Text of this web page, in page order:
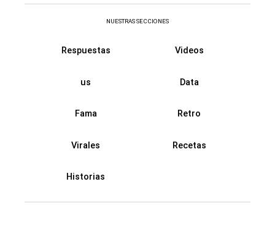
NUESTRAS SECCIONES
Respuestas Videos
us Data
Fama Retro
Virales Recetas
Historias